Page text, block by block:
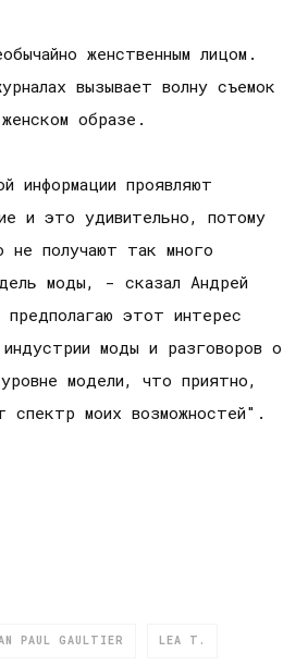
женственным лицом.
вызывает волну съемок
образе.
информации проявляют
и это удивительно, потому
не получают так много
моды, - сказал Андрей
этот интерес
моды и разговоров о
модели, что приятно,
спектр моих возможностей".
PAUL GAULTIER LEA T.